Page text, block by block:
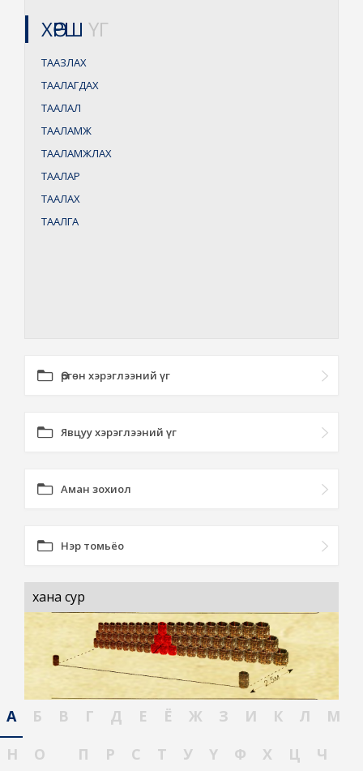
ХӨРШ ҮГ
ТААЗЛАХ
ТААЛАГДАХ
ТААЛАЛ
ТААЛАМЖ
ТААЛАМЖЛАХ
ТААЛАР
ТААЛАХ
ТААЛГА
Өргөн хэрэглээний үг
Явцуу хэрэглээний үг
Аман зохиол
Нэр томьёо
хана сур
А Б В Г Д Е Ё Ж З И К Л
М
Н
О П Р С Т У Ү Ф Х Ц
Ч